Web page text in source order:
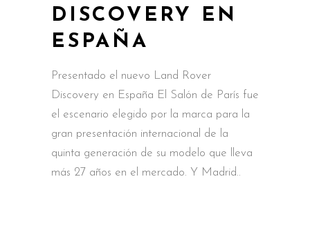
DISCOVERY EN
ESPAÑA
Presentado el nuevo Land Rover
Discovery en España El Salón de París fue
el escenario elegido por la marca para la
gran presentación internacional de la
quinta generación de su modelo que lleva
más 27 años en el mercado. Y Madrid